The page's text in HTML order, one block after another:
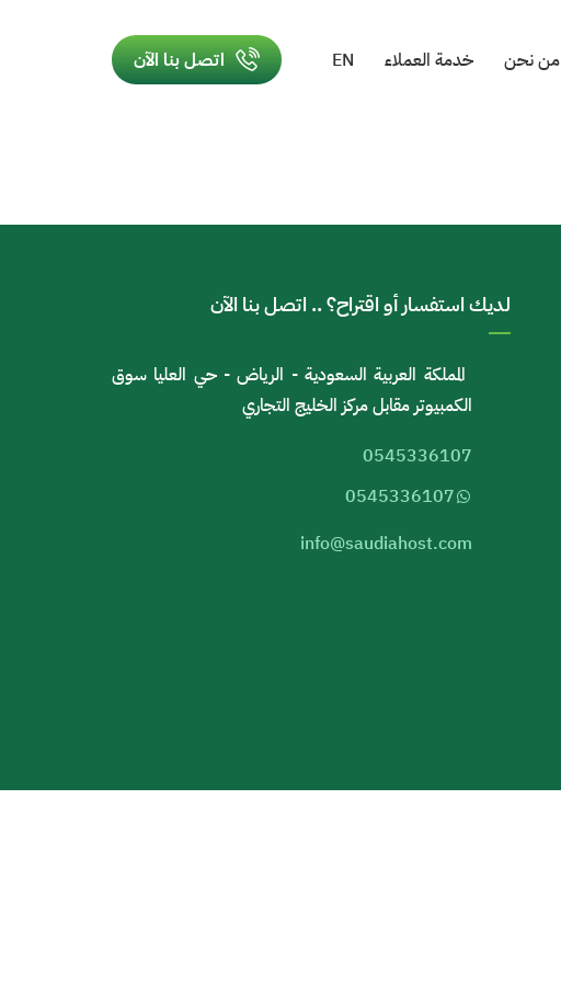
من نحن خدمة العملاء EN اتصل بنا الآن
لديك استفسار أو اقتراح؟ .. اتصل بنا الآن
المملكة العربية السعودية - الرياض - حي العليا سوق
الكمبيوتر مقابل مركز الخليج التجاري
0545336107
0545336107
info@saudiahost.com